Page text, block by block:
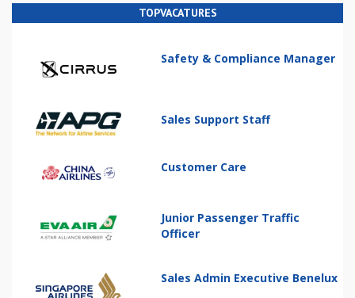
TOPVACATURES
Safety & Compliance Manager
Sales Support Staff
Customer Care
Junior Passenger Traffic
Officer
Sales Admin Executive Benelux